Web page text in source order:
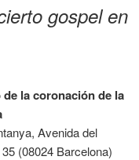
gospel en
la coronación de la
Avenida del
(08024 Barcelona)